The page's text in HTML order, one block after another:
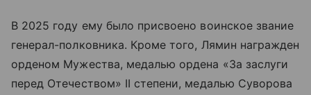
В 2025 году ему было присвоено воинское звание
генерал-полковника. Кроме того, Лямин награжден
орденом Мужества, медалью ордена «За заслуги
перед Отечеством» II степени, медалью Суворова